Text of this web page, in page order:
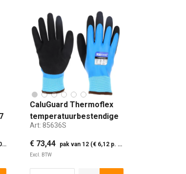
CaluGuard Thermoflex
temperatuurbestendige
thermohandschoen maat
S
Art: 85636S
€ 73,44 pak van 12 (€ 6,12 p. paar)
Excl. BTW